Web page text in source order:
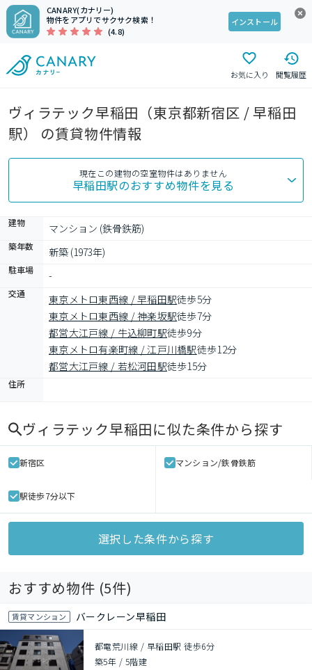
CANARY(カナリー)
物件をアプリでサクサク検索！
(4.8)
インストール
お気に入り 閲覧履歴
ヴィラテック早稲田（東京都新宿区 / 早稲田
駅） の賃貸物件情報
現在この建物の空室物件はありません
早稲田駅のおすすめ物件を見る
建物 マンション (鉄骨鉄筋)
築年数 新築 (1973年)
駐車場 -
交通 東京メトロ東西線 / 早稲田駅徒歩5分
東京メトロ東西線 / 神楽坂駅徒歩7分
都営大江戸線 / 牛込柳町駅徒歩9分
東京メトロ有楽町線 / 江戸川橋駅徒歩12分
都営大江戸線 / 若松河田駅徒歩15分
住所
ヴィラテック早稲田に似た条件から探す
新宿区 マンション/鉄骨鉄筋
駅徒歩7分以下
選択した条件から探す
おすすめ物件 (5件)
賃貸マンション バークレーン早稲田
都電荒川線 / 早稲田駅 徒歩6分
築5年 / 5階建